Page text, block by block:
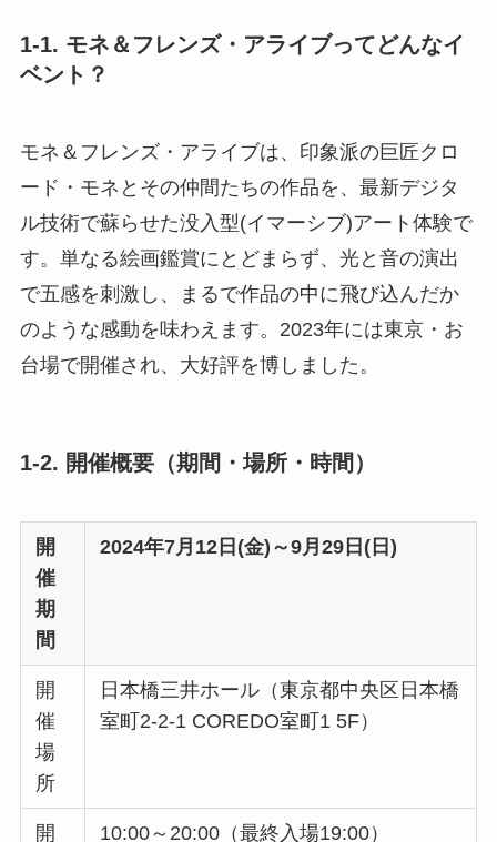
1-1. モネ＆フレンズ・アライブってどんなイ
ベント？
モネ＆フレンズ・アライブは、印象派の巨匠クロ
ード・モネとその仲間たちの作品を、最新デジタ
ル技術で蘇らせた没入型(イマーシブ)アート体験で
す。単なる絵画鑑賞にとどまらず、光と音の演出
で五感を刺激し、まるで作品の中に飛び込んだか
のような感動を味わえます。2023年には東京・お
台場で開催され、大好評を博しました。
1-2. 開催概要（期間・場所・時間）
開
催
期
間
2024年7月12日(金)～9月29日(日)
開
催
場
所
日本橋三井ホール（東京都中央区日本橋
室町2-2-1 COREDO室町1 5F）
開 10:00～20:00（最終入場19:00）